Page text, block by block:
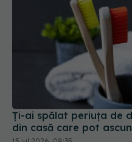
Ți-ai spălat periuța de
din casă care pot
15 iul 2026, 08:35